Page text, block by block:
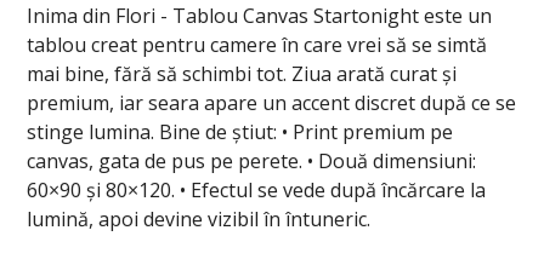
Inima din Flori - Tablou Canvas Startonight este un
tablou creat pentru camere în care vrei să se simtă
mai bine, fără să schimbi tot. Ziua arată curat și
premium, iar seara apare un accent discret după ce se
stinge lumina. Bine de știut: • Print premium pe
canvas, gata de pus pe perete. • Două dimensiuni:
60×90 și 80×120. • Efectul se vede după încărcare la
lumină, apoi devine vizibil în întuneric.